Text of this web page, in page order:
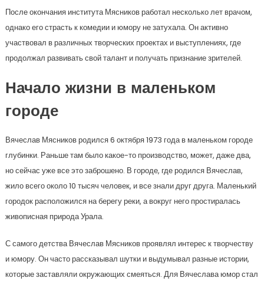
После окончания института Мясников работал несколько лет врачом,
однако его страсть к комедии и юмору не затухала. Он активно
участвовал в различных творческих проектах и выступлениях, где
продолжал развивать свой талант и получать признание зрителей.
Начало жизни в маленьком
городе
Вячеслав Мясников родился 6 октября 1973 года в маленьком городе
глубинки. Раньше там было какое-то производство, может, даже два,
но сейчас уже все это заброшено. В городе, где родился Вячеслав,
жило всего около 10 тысяч человек, и все знали друг друга. Маленький
городок расположился на берегу реки, а вокруг него простиралась
живописная природа Урала.
С самого детства Вячеслав Мясников проявлял интерес к творчеству
и юмору. Он часто рассказывал шутки и выдумывал разные истории,
которые заставляли окружающих смеяться. Для Вячеслава юмор стал